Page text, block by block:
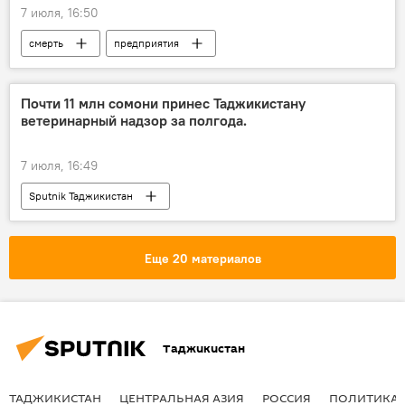
7 июля, 16:50
смерть
предприятия
Промышленность
Таджикистан
статистика
Почти 11 млн сомони принес Таджикистану
ветеринарный надзор за полгода.
7 июля, 16:49
Sputnik Таджикистан
Еще 20 материалов
Таджикистан
ТАДЖИКИСТАН ЦЕНТРАЛЬНАЯ АЗИЯ РОССИЯ ПОЛИТИКА